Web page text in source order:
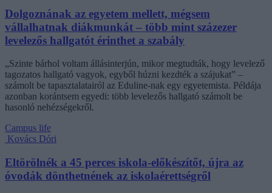
Dolgoznának az egyetem mellett, mégsem
vállalhatnak diákmunkát – több mint százezer
levelezős hallgatót érinthet a szabály
„Szinte bárhol voltam állásinterjún, mikor megtudták, hogy levelező
tagozatos hallgató vagyok, egyből húzni kezdték a szájukat” –
számolt be tapasztalatairól az Eduline-nak egy egyetemista. Példája
azonban korántsem egyedi: több levelezős hallgató számolt be
hasonló nehézségekről.
Campus life
Kovács Dóri
Eltörölnék a 45 perces iskola-előkészítőt, újra az
óvodák dönthetnének az iskolaérettségről